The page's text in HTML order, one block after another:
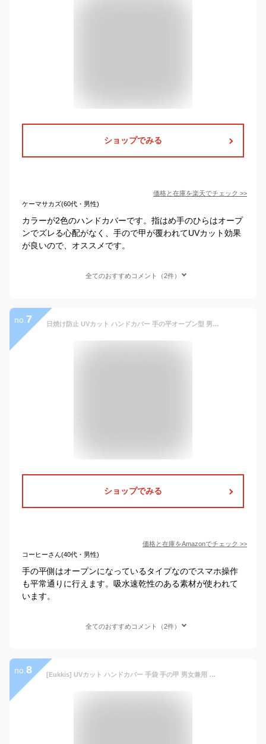
ショップでみる
価格と在庫を楽天でチェック >>
ケーマサカズ(60代・男性)
カラーが2色のハンドカバーです。指はめ手のひらはオープ
ンでズレる心配がなく、手ので甲が覆われてUVカット効果
が良いので、オススメです。
全てのおすすめコメント（2件）
no. 7 日焼け防止 UVカット ハンドカバー 手の平オープン型 男性用 (ブラック, メンズL)
ショップでみる
価格と在庫をAmazonでチェック >>
コーヒーさん(40代・男性)
手の平側はオープンになっているタイプなのでスマホ操作
も平常通りに行えます。吸水速乾性のある素材が使われて
います。
全てのおすすめコメント（2件）
no. 8 [Eukkis] UVカット ハンドカバー 手袋 手の甲 男女兼用 レディース メンズ 運転 釣り 紫外線防止 日焼けよけ 吸汗速乾 通気性メッシュ ブラック